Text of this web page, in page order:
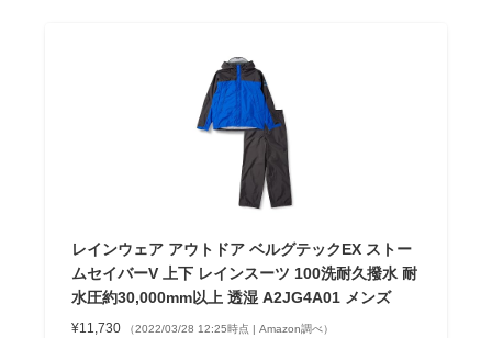
レインウェア アウトドア ベルグテックEX ストー
ムセイバーV 上下 レインスーツ 100洗耐久撥水 耐
水圧約30,000mm以上 透湿 A2JG4A01 メンズ
¥11,730 （2022/03/28 12:25時点 | Amazon調べ）